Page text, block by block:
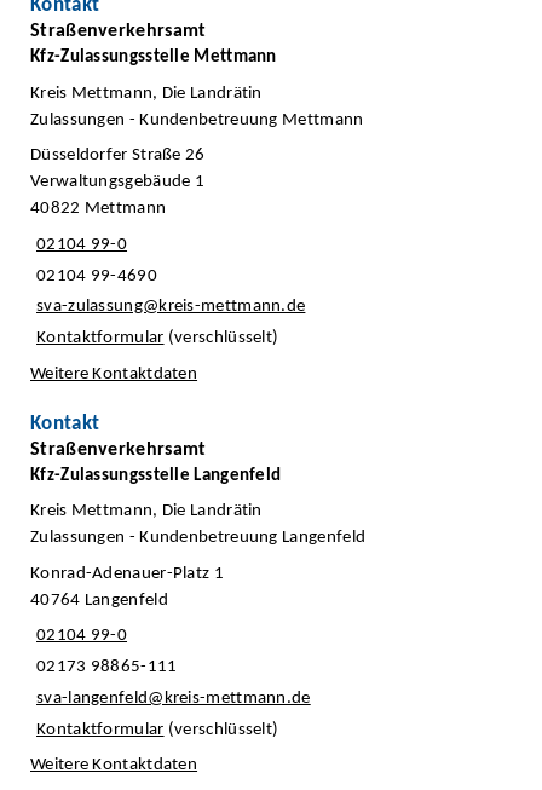
Kontakt
Straßenverkehrsamt
Kfz-Zulassungsstelle Mettmann
Kreis Mettmann, Die Landrätin
Zulassungen - Kundenbetreuung Mettmann
Düsseldorfer Straße 26
Verwaltungsgebäude 1
40822 Mettmann
02104 99-0
02104 99-4690
sva-zulassung@kreis-mettmann.de
Kontaktformular (verschlüsselt)
Weitere Kontaktdaten
Kontakt
Straßenverkehrsamt
Kfz-Zulassungsstelle Langenfeld
Kreis Mettmann, Die Landrätin
Zulassungen - Kundenbetreuung Langenfeld
Konrad-Adenauer-Platz 1
40764 Langenfeld
02104 99-0
02173 98865-111
sva-langenfeld@kreis-mettmann.de
Kontaktformular (verschlüsselt)
Weitere Kontaktdaten